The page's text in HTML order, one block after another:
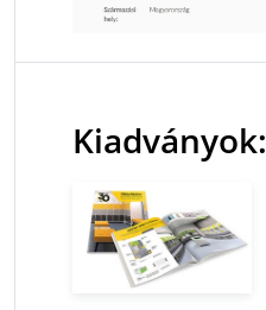
Kiadványok: